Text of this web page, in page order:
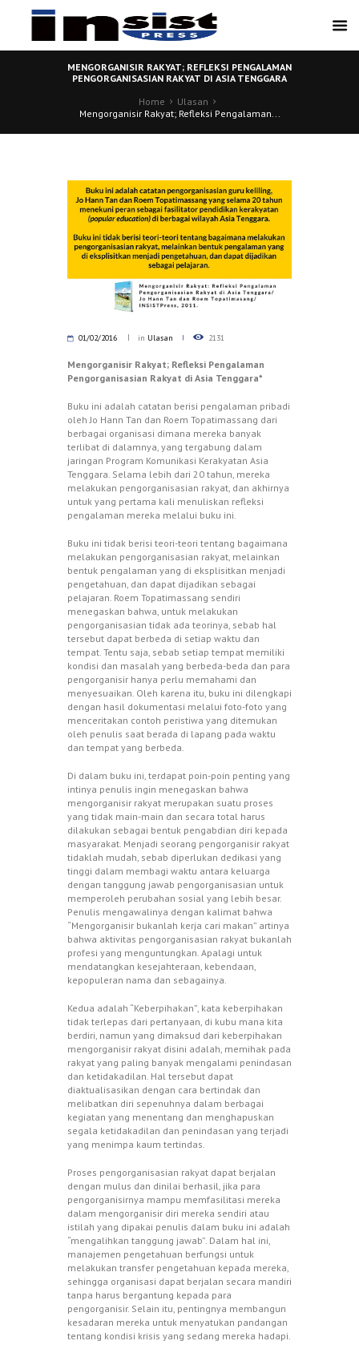
MENGORGANISIR RAKYAT; REFLEKSI PENGALAMAN
PENGORGANISASIAN RAKYAT DI ASIA TENGGARA
Home
Ulasan
Mengorganisir Rakyat; Refleksi Pengalaman...
01/02/2016 in Ulasan 2131
Mengorganisir Rakyat; Refleksi Pengalaman
Pengorganisasian Rakyat di Asia Tenggara*
Buku ini adalah catatan berisi pengalaman pribadi
oleh Jo Hann Tan dan Roem Topatimassang dari
berbagai organisasi dimana mereka banyak
terlibat di dalamnya, yang tergabung dalam
jaringan Program Komunikasi Kerakyatan Asia
Tenggara. Selama lebih dari 20 tahun, mereka
melakukan pengorganisasian rakyat, dan akhirnya
untuk yang pertama kali menuliskan refleksi
pengalaman mereka melalui buku ini.
Buku ini tidak berisi teori-teori tentang bagaimana
melakukan pengorganisasian rakyat, melainkan
bentuk pengalaman yang di eksplisitkan menjadi
pengetahuan, dan dapat dijadikan sebagai
pelajaran. Roem Topatimassang sendiri
menegaskan bahwa, untuk melakukan
pengorganisasian tidak ada teorinya, sebab hal
tersebut dapat berbeda di setiap waktu dan
tempat. Tentu saja, sebab setiap tempat memiliki
kondisi dan masalah yang berbeda-beda dan para
pengorganisir hanya perlu memahami dan
menyesuaikan. Oleh karena itu, buku ini dilengkapi
dengan hasil dokumentasi melalui foto-foto yang
menceritakan contoh peristiwa yang ditemukan
oleh penulis saat berada di lapang pada waktu
dan tempat yang berbeda.
Di dalam buku ini, terdapat poin-poin penting yang
intinya penulis ingin menegaskan bahwa
mengorganisir rakyat merupakan suatu proses
yang tidak main-main dan secara total harus
dilakukan sebagai bentuk pengabdian diri kepada
masyarakat. Menjadi seorang pengorganisir rakyat
tidaklah mudah, sebab diperlukan dedikasi yang
tinggi dalam membagi waktu antara keluarga
dengan tanggung jawab pengorganisasian untuk
memperoleh perubahan sosial yang lebih besar.
Penulis mengawalinya dengan kalimat bahwa
“Mengorganisir bukanlah kerja cari makan” artinya
bahwa aktivitas pengorganisasian rakyat bukanlah
profesi yang menguntungkan. Apalagi untuk
mendatangkan kesejahteraan, kebendaan,
kepopuleran nama dan sebagainya.
Kedua adalah “Keberpihakan”, kata keberpihakan
tidak terlepas dari pertanyaan, di kubu mana kita
berdiri, namun yang dimaksud dari keberpihakan
mengorganisir rakyat disini adalah, memihak pada
rakyat yang paling banyak mengalami penindasan
dan ketidakadilan. Hal tersebut dapat
diaktualisasikan dengan cara bertindak dan
melibatkan diri sepenuhnya dalam berbagai
kegiatan yang menentang dan menghapuskan
segala ketidakadilan dan penindasan yang terjadi
yang menimpa kaum tertindas.
Proses pengorganisasian rakyat dapat berjalan
dengan mulus dan dinilai berhasil, jika para
pengorganisirnya mampu memfasilitasi mereka
dalam mengorganisir diri mereka sendiri atau
istilah yang dipakai penulis dalam buku ini adalah
“mengalihkan tanggung jawab”. Dalam hal ini,
manajemen pengetahuan berfungsi untuk
melakukan transfer pengetahuan kepada mereka,
sehingga organisasi dapat berjalan secara mandiri
tanpa harus bergantung kepada para
pengorganisir. Selain itu, pentingnya membangun
kesadaran mereka untuk menyatukan pandangan
tentang kondisi krisis yang sedang mereka hadapi.